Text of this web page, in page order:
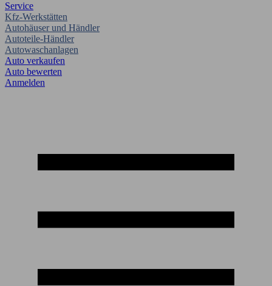
Service
Kfz-Werkstätten
Autohäuser und Händler
Autoteile-Händler
Autowaschanlagen
Auto verkaufen
Auto bewerten
Anmelden